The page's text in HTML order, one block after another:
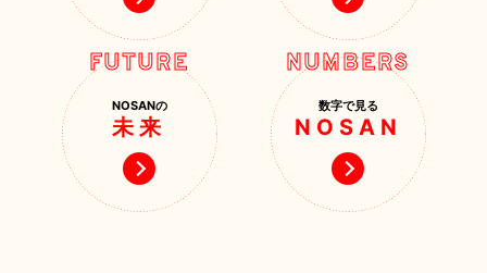
FUTURE
NOSANの
未来
NUMBERS
数字で見る
NOSAN